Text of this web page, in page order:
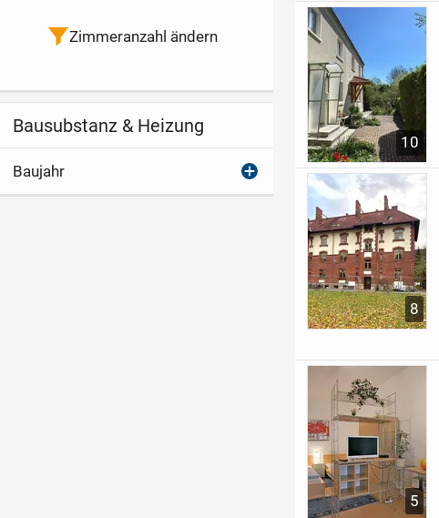
10
8
5
Zimmeranzahl ändern
Bausubstanz & Heizung
Baujahr